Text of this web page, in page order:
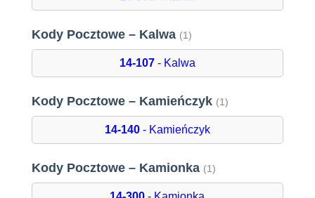
Kody Pocztowe – Kalwa (1)
14-107- Kalwa
Kody Pocztowe – Kamieńczyk (1)
14-140- Kamieńczyk
Kody Pocztowe – Kamionka (1)